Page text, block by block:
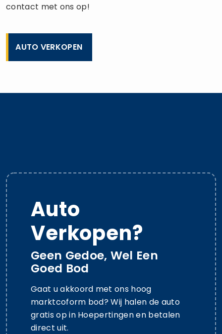
contact met ons op!
AUTO VERKOPEN
Auto
Verkopen?
Geen Gedoe, Wel Een
Goed Bod
Gaat u akkoord met ons hoog
marktcoform bod? Wij halen de auto
gratis op in Hoepertingen en betalen
direct uit.